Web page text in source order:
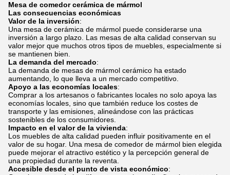
Mesa de comedor cerámica de mármol
Las consecuencias económicas
Valor de la inversión:
Una mesa de cerámica de mármol puede considerarse una
inversión a largo plazo. Las mesas de alta calidad conservan su
valor mejor que muchos otros tipos de muebles, especialmente si
se mantienen bien.
La demanda del mercado:
La demanda de mesas de mármol cerámico ha estado
aumentando, lo que lleva a un mercado competitivo.
Apoyo a las economías locales:
Comprar a los artesanos o fabricantes locales no solo apoya las
economías locales, sino que también reduce los costes de
transporte y las emisiones, alineándose con las prácticas
sostenibles de los consumidores.
Impacto en el valor de la vivienda:
Los muebles de alta calidad pueden influir positivamente en el
valor de su hogar. Una mesa de comedor de mármol bien elegida
puede mejorar el atractivo estético y la percepción general de
una propiedad durante la reventa.
Accesible desde el punto de vista económico: